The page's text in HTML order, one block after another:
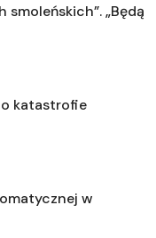
smoleńskich”. „Będą
katastrofie
w